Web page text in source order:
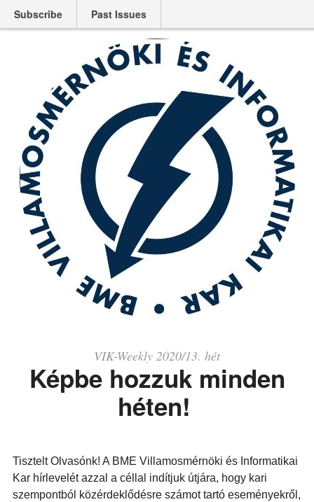
Subscribe Past Issues
VIK-Weekly 2020/13. hét
Képbe hozzuk minden
héten!
Tisztelt Olvasónk! A BME Villamosmérnöki és Informatikai
Kar hírlevelét azzal a céllal indítjuk útjára, hogy kari
szempontból közérdeklődésre számot tartó eseményekről,